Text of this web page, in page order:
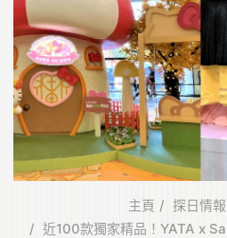
中部
人氣目的地
本地情報
旅遊商品
Search
for:
主頁
探日情報
近100款獨家精品！YATA x